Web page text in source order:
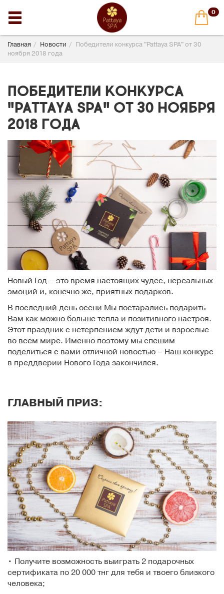
0
Главная Новости
Победители конкурса "Pattaya SPA" от 30
ноября 2018 года
Победители конкурса
"Pattaya SPA" от 30 ноября
2018 года
Новый Год – это время настоящих чудес, нереальных
эмоций и, конечно же, приятных подарков.
В последний день осени Мы постарались подарить
Вам как можно больше тепла и позитивного настроя.
Этот праздник с нетерпением ждут дети и взрослые
во всем мире. Именно поэтому мы спешим
поделиться с вами отличной новостью – Наш конкурс
в преддверии Нового Года закончился.
ГЛАВНЫЙ ПРИЗ:
• Получите возможность выиграть 2 подарочных
сертификата по 20 000 тнг для тебя и твоего близкого
человека;